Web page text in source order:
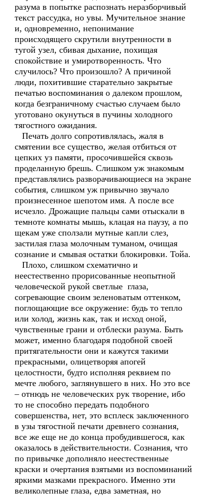
разума в попытке распознать неразборчивый
текст рассудка, но увы. Мучительное знание
и, одновременно, непонимание
происходящего скрутили внутренности в
тугой узел, сбивая дыхание, похищая
спокойствие и умиротворенность. Что
случилось? Что произошло? А причиной
люди, похитившие старательно закрытые
печатью воспоминания о далеком прошлом,
когда безграничному счастью случаем было
уготовано окунуться в пучины холодного
тягостного ожидания.
Печать долго сопротивлялась, жаля в
смятении все существо, желая отбиться от
цепких уз памяти, просочившейся сквозь
проделанную брешь. Слишком уж знакомым
представлялись разворачивающиеся на экране
события, слишком уж привычно звучало
произнесенное шепотом имя. А после все
исчезло. Дрожащие пальцы сами отыскали в
темноте комнаты мышь, клацая на паузу, а по
щекам уже сползали мутные капли слез,
застилая глаза молочным туманом, очищая
сознание и смывая остатки блокировки. Тойа.
Плохо, слишком схематично и
неестественно прорисованные неопытной
человеческой рукой светлые глаза,
согревающие своим зеленоватым оттенком,
поглощающие все окружение: будь то тепло
или холод, жизнь как, так и исход оной,
чувственные грани и отблески разума. Быть
может, именно благодаря подобной своей
притягательности они и кажутся такими
прекрасными, олицетворяя апогей
целостности, будто исполняя реквием по
мечте любого, заглянувшего в них. Но это все
– отнюдь не человеческих рук творение, ибо
то не способно передать подобного
совершенства, нет, это всплеск заключенного
в узы тягостной печати древнего сознания,
все же еще не до конца пробудившегося, как
оказалось в действительности. Сознания, что
по привычке дополняло неестественные
краски и очертания взятыми из воспоминаний
яркими мазками прекрасного. Именно эти
великолепные глаза, едва заметная, но